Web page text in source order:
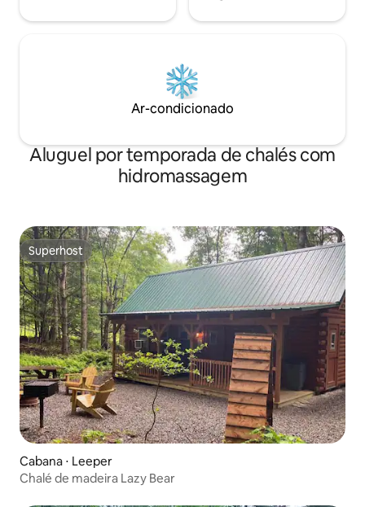
Ar-condicionado
Aluguel por temporada de chalés com
hidromassagem
Superhost
Superhost
Cabana ⋅ Leeper
Chalé de madeira Lazy Bear